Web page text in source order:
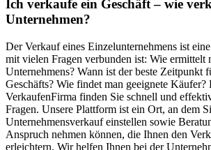
Ich verkaufe ein Geschäft – wie
Unternehmen?
Der Verkauf eines Einzelunternehmens ist
mit vielen Fragen verbunden ist: Wie ermittelt
Unternehmens? Wann ist der beste Zeitpunkt
Geschäfts? Wie findet man geeignete Käufer?
VerkaufenFirma finden Sie schnell und
Fragen. Unsere Plattform ist ein Ort, an dem
Unternehmensverkauf einstellen sowie
Anspruch nehmen können, die Ihnen den
erleichtern. Wir helfen Ihnen bei der